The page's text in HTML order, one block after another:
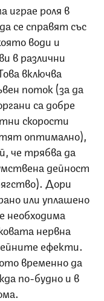
играе роля в
се справят със
води и
в различни
включва
поток (за да
са добре
скорости
оптимално),
че трябва да
дейност
Дори
или уплашено
необходима
нервна
ефекти.
временно да
по-будно и в